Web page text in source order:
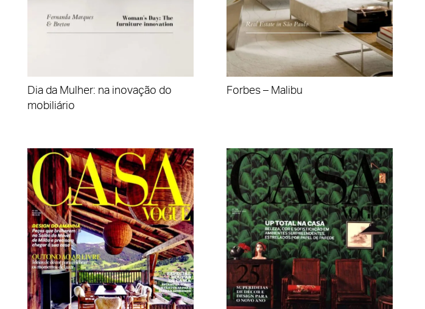
Dia da Mulher: na inovação do
mobiliário
Forbes – Malibu